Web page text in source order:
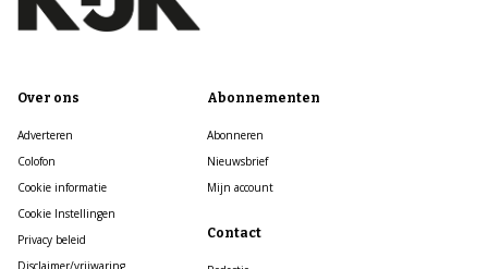
Over ons
Adverteren
Colofon
Cookie informatie
Cookie Instellingen
Privacy beleid
Disclaimer/vrijwaring
Abonnementen
Abonneren
Nieuwsbrief
Mijn account
Contact